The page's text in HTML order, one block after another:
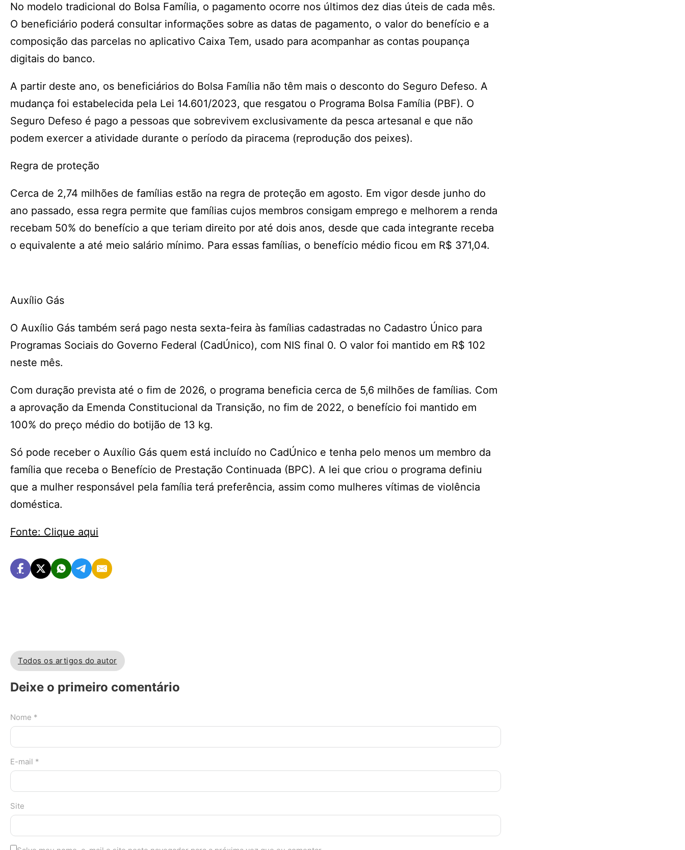
No modelo tradicional do Bolsa Família, o pagamento ocorre nos últimos dez dias úteis de cada mês.
O beneficiário poderá consultar informações sobre as datas de pagamento, o valor do benefício e a
composição das parcelas no aplicativo Caixa Tem, usado para acompanhar as contas poupança
digitais do banco.
A partir deste ano, os beneficiários do Bolsa Família não têm mais o desconto do Seguro Defeso. A
mudança foi estabelecida pela Lei 14.601/2023, que resgatou o Programa Bolsa Família (PBF). O
Seguro Defeso é pago a pessoas que sobrevivem exclusivamente da pesca artesanal e que não
podem exercer a atividade durante o período da piracema (reprodução dos peixes).
Regra de proteção
Cerca de 2,74 milhões de famílias estão na regra de proteção em agosto. Em vigor desde junho do
ano passado, essa regra permite que famílias cujos membros consigam emprego e melhorem a renda
recebam 50% do benefício a que teriam direito por até dois anos, desde que cada integrante receba
o equivalente a até meio salário mínimo. Para essas famílias, o benefício médio ficou em R$ 371,04.
Auxílio Gás
O Auxílio Gás também será pago nesta sexta-feira às famílias cadastradas no Cadastro Único para
Programas Sociais do Governo Federal (CadÚnico), com NIS final 0. O valor foi mantido em R$ 102
neste mês.
Com duração prevista até o fim de 2026, o programa beneficia cerca de 5,6 milhões de famílias. Com
a aprovação da Emenda Constitucional da Transição, no fim de 2022, o benefício foi mantido em
100% do preço médio do botijão de 13 kg.
Só pode receber o Auxílio Gás quem está incluído no CadÚnico e tenha pelo menos um membro da
família que receba o Benefício de Prestação Continuada (BPC). A lei que criou o programa definiu
que a mulher responsável pela família terá preferência, assim como mulheres vítimas de violência
doméstica.
Fonte: Clique aqui
Todos os artigos do autor
Deixe o primeiro comentário
Nome *
E-mail *
Site